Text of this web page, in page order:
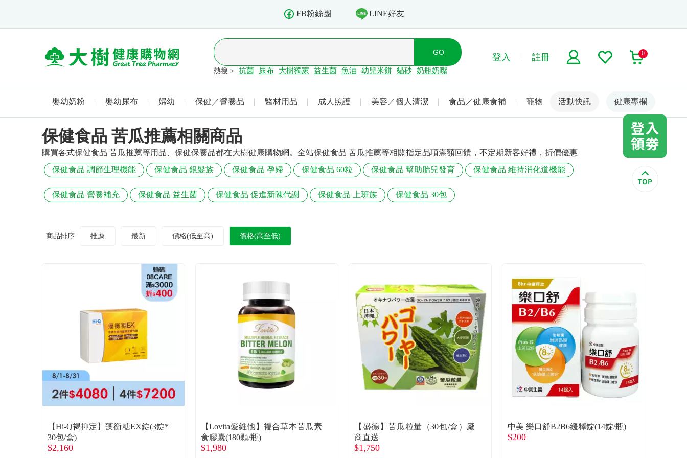
FB粉絲團 LINE好友
熱搜 > 抗菌 尿布 大樹獨家 益生菌 魚油 幼兒米餅 貓砂 奶瓶奶嘴
登入 註冊 0
嬰幼奶粉 嬰幼尿布 婦幼 保健／營養品 醫材用品 成人照護 美容／個人清潔 食品／健康食補 寵物 名人嚴選
活動快訊 健康專欄
保健食品 苦瓜推薦相關商品
購買各式保健食品 苦瓜推薦等用品、保健保養品都在大樹健康購物網。全站保健食品 苦瓜推薦等相關指定品項滿額回饋，不定期新客好禮，折價優惠
保健食品 調節生理機能
保健食品 銀髮族 保健食品 孕婦 保健食品 60粒 保健食品 幫助胎兒發育 保健食品 維持消化道機能
保健食品 營養補充 保健食品 益生菌 保健食品 促進新陳代謝 保健食品 上班族 保健食品 30包
商品排序 推薦 最新 價格(低至高) 價格(高至低)
【Hi-Q褐抑定】藻衡糖EX錠(3錠*
30包/盒)
$2,160
【Lovita愛維他】複合草本苦瓜素
食膠囊(180顆/瓶)
$1,980
【盛德】苦瓜粒量（30包/盒）廠
商直送
$1,750
中美 樂口舒B2B6緩釋錠(14錠/瓶)
$200